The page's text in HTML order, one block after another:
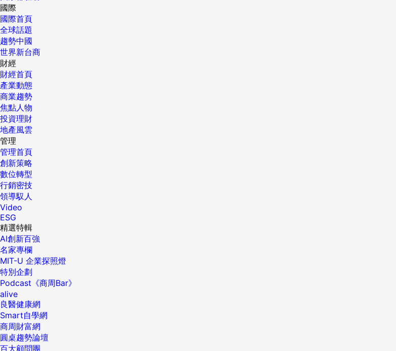
國際
國際首頁
全球話題
趨勢中國
世界新台商
財經
財經首頁
產業動態
商業趨勢
焦點人物
投資理財
地產風雲
管理
管理首頁
創新策略
數位轉型
行銷密技
領導馭人
Video
ESG
精選特輯
AI創新百強
名家專欄
MIT-U 企業探照燈
特別企劃
Podcast《商周Bar》
alive
良醫健康網
Smart自學網
商周財富網
圓桌趨勢論壇
百大顧問團